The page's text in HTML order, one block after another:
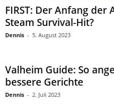
FIRST: Der Anfang
Steam Survival-Hit?
Dennis - 5. August 2023
Valheim Guide: So
bessere Gerichte
Dennis - 2. Juli 2023